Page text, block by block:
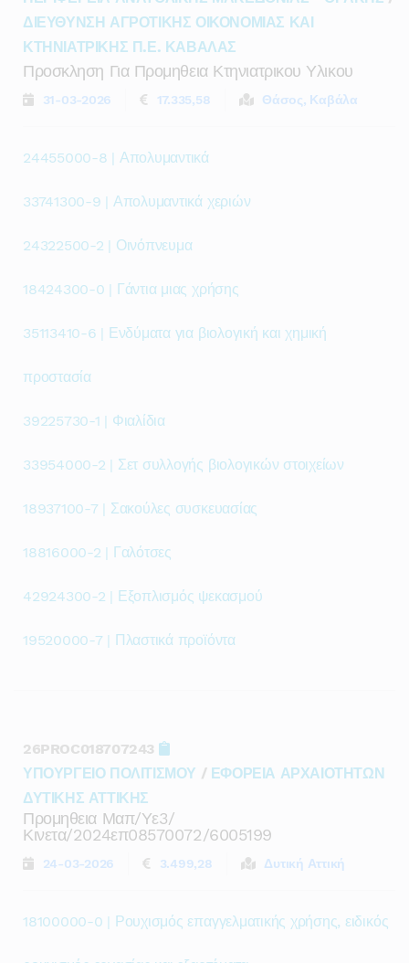
ΔΙΕΥΘΥΝΣΗ ΑΓΡΟΤΙΚΗΣ ΟΙΚΟΝΟΜΙΑΣ ΚΑΙ
ΚΤΗΝΙΑΤΡΙΚΗΣ Π.Ε. ΚΑΒΑΛΑΣ
Προσκληση Για Προμηθεια Κτηνιατρικου Υλικου
31-03-2026 17.335,58 Θάσος, Καβάλα
24455000-8 | Απολυμαντικά
33741300-9 | Απολυμαντικά χεριών
24322500-2 | Οινόπνευμα
18424300-0 | Γάντια μιας χρήσης
35113410-6 | Ενδύματα για βιολογική και χημική
προστασία
39225730-1 | Φιαλίδια
33954000-2 | Σετ συλλογής βιολογικών στοιχείων
18937100-7 | Σακούλες συσκευασίας
18816000-2 | Γαλότσες
42924300-2 | Εξοπλισμός ψεκασμού
19520000-7 | Πλαστικά προϊόντα
26PROC018707243
ΥΠΟΥΡΓΕΙΟ ΠΟΛΙΤΙΣΜΟΥ / ΕΦΟΡΕΙΑ ΑΡΧΑΙΟΤΗΤΩΝ
ΔΥΤΙΚΗΣ ΑΤΤΙΚΗΣ
Προμηθεια Μαπ/υε3/
Κινετα/2024επ08570072/6005199
24-03-2026 3.499,28 Δυτική Αττική
18100000-0 | Ρουχισμός επαγγελματικής χρήσης, ειδικός